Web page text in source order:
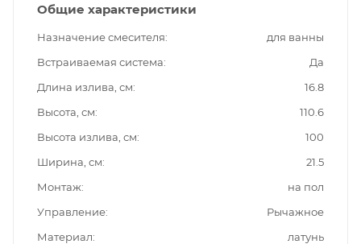
Общие характеристики
Назначение смесителя
для ванны
Встраиваемая система
Да
Длина излива, см
16.8
Высота, см
110.6
Высота излива, см
100
Ширина, см
21.5
Монтаж
на пол
Управление
Рычажное
Материал
латунь